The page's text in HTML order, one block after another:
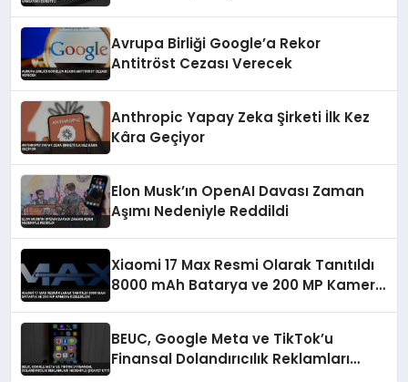
Avrupa Birliği Google’a Rekor
Antitröst Cezası Verecek
Anthropic Yapay Zeka Şirketi İlk Kez
Kâra Geçiyor
Elon Musk’ın OpenAI Davası Zaman
Aşımı Nedeniyle Reddildi
Xiaomi 17 Max Resmi Olarak Tanıtıldı
8000 mAh Batarya ve 200 MP Kamera
BEUC, Google Meta ve TikTok’u
Finansal Dolandırıcılık Reklamları